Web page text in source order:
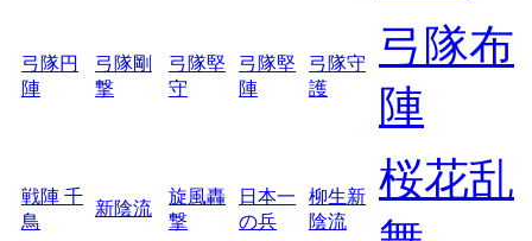
弓隊円
陣
弓隊剛
撃
弓隊堅
守
弓隊堅
陣
弓隊守
護
弓隊布
陣
戦陣 千
鳥
新陰流
旋風轟
撃
日本一
の兵
柳生新
陰流
桜花乱